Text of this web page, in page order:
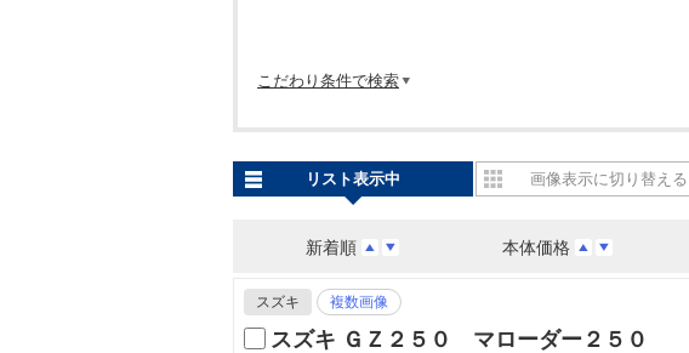
こだわり条件で検索
新着順 本体価格
リスト表示中 画像表示に切り替える
スズキ 複数画像
スズキ ＧＺ２５０ マローダー２５０